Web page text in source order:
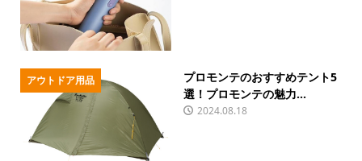
アウトドア用品
プロモンテのおすすめテント5
選！プロモンテの魅力...
2024.08.18